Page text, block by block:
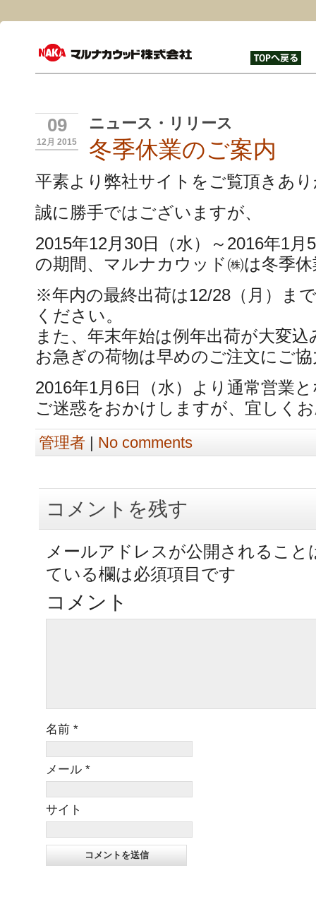
09
12月 2015
ニュース・リリース
冬季休業のご案内
平素より弊社サイトをご覧頂きあ
誠に勝手ではございますが、
2015年12月30日（水）～2016年1月
の期間、マルナカウッド㈱は冬季
※年内の最終出荷は12/28（月）ま
ください。
また、年末年始は例年出荷が大変
お急ぎの荷物は早めのご注文にご
2016年1月6日（水）より通常営業
ご迷惑をおかけしますが、宜しく
管理者 | No comments
コメントを残す
メールアドレスが公開されること
ている欄は必須項目です
コメント
名前 *
メール *
サイト